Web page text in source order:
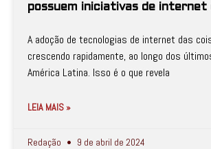
possuem iniciativas de internet
A adoção de tecnologias de internet das
crescendo rapidamente, ao longo dos
América Latina. Isso é o que revela
LEIA MAIS »
Redação 9 de abril de 2024